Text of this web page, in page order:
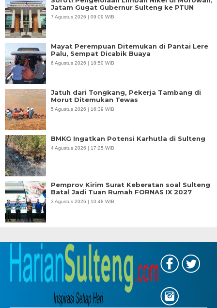
Jatam Gugat Gubernur Sulteng ke PTUN
7 Agustus 2026 | 09:09 WIB
Mayat Perempuan Ditemukan di Pantai Lere
Palu, Sempat Dicabik Buaya
6 Agustus 2026 | 18:50 WIB
Jatuh dari Tongkang, Pekerja Tambang di
Morut Ditemukan Tewas
5 Agustus 2026 | 16:39 WIB
BMKG Ingatkan Potensi Karhutla di Sulteng
4 Agustus 2026 | 17:25 WIB
Pemprov Kirim Surat Keberatan soal Sulteng
Batal Jadi Tuan Rumah FORNAS IX 2027
3 Agustus 2026 | 10:48 WIB